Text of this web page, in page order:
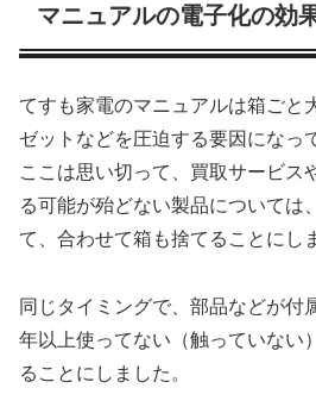
マニュアルの電子化の効
てすも家電のマニュアルは箱ごと
ゼットなどを圧迫する要因になっ
ここは思い切って、買取サービス
る可能が殆どない製品については
て、合わせて箱も捨てることにし
同じタイミングで、部品などが付
年以上使ってない（触っていない
ることにしました。